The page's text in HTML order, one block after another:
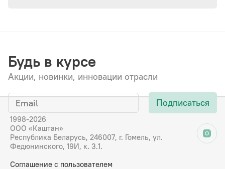
Будь в курсе
Акции, новинки, инновации отрасли
Подписаться
1998-2026
ООО «Каштан»
Республика Беларусь, 246007, г. Гомель, ул.
Федюнинского, 19И, к. 3.1.
Соглашение с пользователем